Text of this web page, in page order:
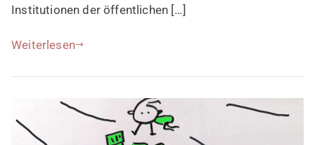
Institutionen der öffentlichen […]
Weiterlesen